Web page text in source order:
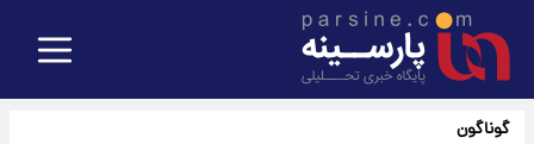
گوناگون